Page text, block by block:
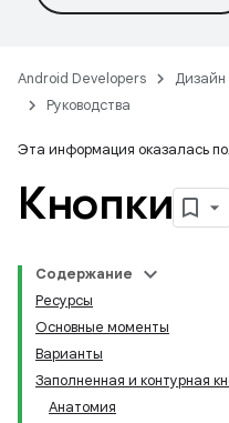
Android Developers Дизайн
Руководства
Эта информация оказалась
Кнопки
Содержание
Ресурсы
Основные моменты
Варианты
Заполненная и контурная
Анатомия